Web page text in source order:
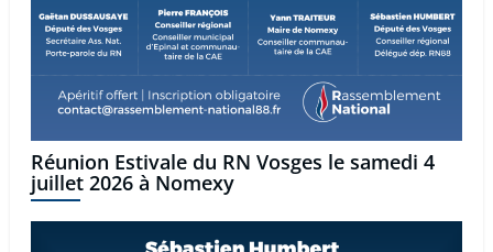
Réunion Estivale du RN Vosges le samedi 4
juillet 2026 à Nomexy